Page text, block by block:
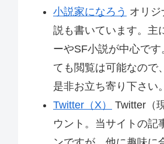
小説家になろう オリ
説も書いています。主
ーやSF小説が中心です
ても閲覧は可能なので
是非お立ち寄り下さい。
Twitter（X）
Twitter（
ウント。当サイトの記